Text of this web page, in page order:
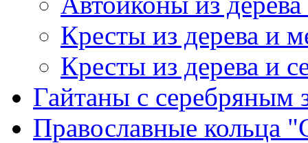
Кресты из дерева и
Кресты из дерева и
Гайтаны с серебряным
Православные кольца